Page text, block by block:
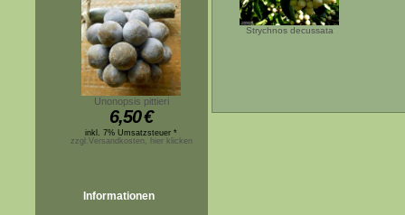
Unonopsis pittieri
6,50€
inkl. 7% Umsatzsteuer *
zzgl.Versandkosten, hier klicken
Informationen
Strychnos decussata